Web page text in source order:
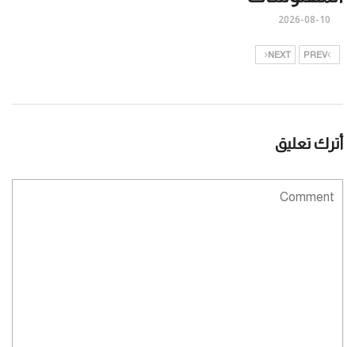
2026-08-10
PREV
NEXT
أترك تعليق